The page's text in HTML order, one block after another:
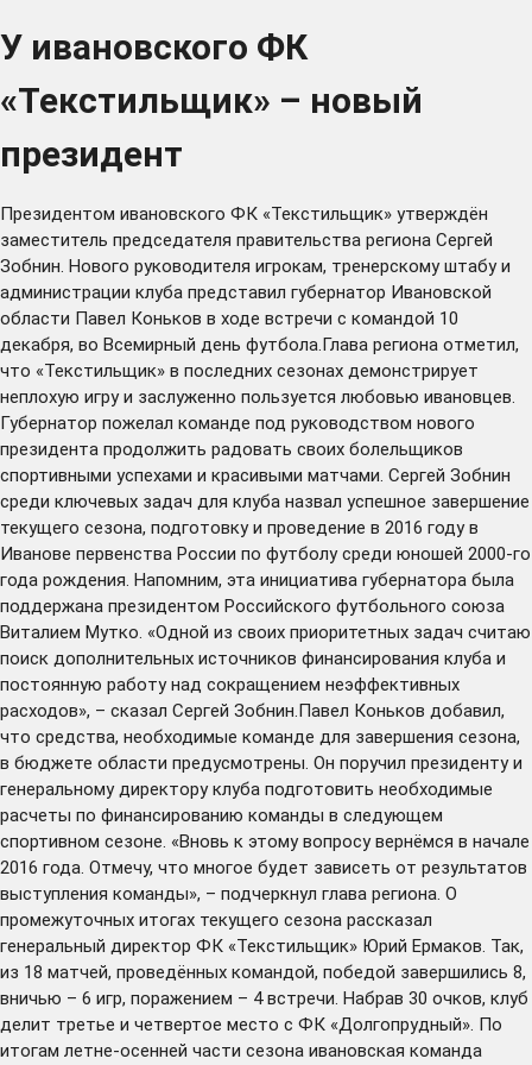
У ивановского ФК
«Текстильщик» – новый
президент
Президентом ивановского ФК «Текстильщик» утверждён
заместитель председателя правительства региона Сергей
Зобнин. Нового руководителя игрокам, тренерскому штабу и
администрации клуба представил губернатор Ивановской
области Павел Коньков в ходе встречи с командой 10
декабря, во Всемирный день футбола.Глава региона отметил,
что «Текстильщик» в последних сезонах демонстрирует
неплохую игру и заслуженно пользуется любовью ивановцев.
Губернатор пожелал команде под руководством нового
президента продолжить радовать своих болельщиков
спортивными успехами и красивыми матчами. Сергей Зобнин
среди ключевых задач для клуба назвал успешное завершение
текущего сезона, подготовку и проведение в 2016 году в
Иванове первенства России по футболу среди юношей 2000-го
года рождения. Напомним, эта инициатива губернатора была
поддержана президентом Российского футбольного союза
Виталием Мутко. «Одной из своих приоритетных задач считаю
поиск дополнительных источников финансирования клуба и
постоянную работу над сокращением неэффективных
расходов», – сказал Сергей Зобнин.Павел Коньков добавил,
что средства, необходимые команде для завершения сезона,
в бюджете области предусмотрены. Он поручил президенту и
генеральному директору клуба подготовить необходимые
расчеты по финансированию команды в следующем
спортивном сезоне. «Вновь к этому вопросу вернёмся в начале
2016 года. Отмечу, что многое будет зависеть от результатов
выступления команды», – подчеркнул глава региона. О
промежуточных итогах текущего сезона рассказал
генеральный директор ФК «Текстильщик» Юрий Ермаков. Так,
из 18 матчей, проведённых командой, победой завершились 8,
вничью – 6 игр, поражением – 4 встречи. Набрав 30 очков, клуб
делит третье и четвертое место с ФК «Долгопрудный». По
итогам летне-осенней части сезона ивановская команда